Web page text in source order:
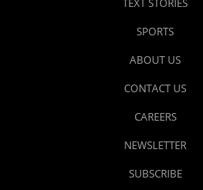
SPORTS
ABOUT US
CONTACT US
CAREERS
NEWSLETTER
SUBSCRIBE